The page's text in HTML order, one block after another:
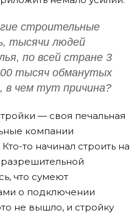
строительные
тысячи людей
по всей стране 3
тысяч обманутых
в чем тут причина?
— своя печальная
компании
то начинал строить на
разрешительной
что сумеют
о подключении
не вышло, и стройку